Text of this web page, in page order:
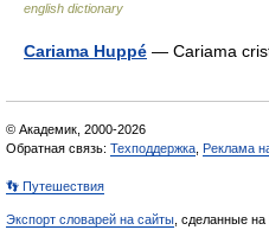
english dictionary
Cariama Huppé — Cariama
© Академик, 2000-2026
Обратная связь: Техподдержка Реклама
👣 Путешествия
Экспорт словарей на сайты , сделанные на